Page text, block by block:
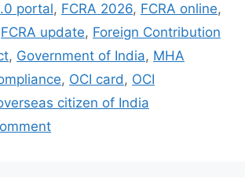
portal, FCRA 2026, FCRA online,
FCRA update, Foreign Contribution
, Government of India, MHA
, OCI card, OCI
citizen of India